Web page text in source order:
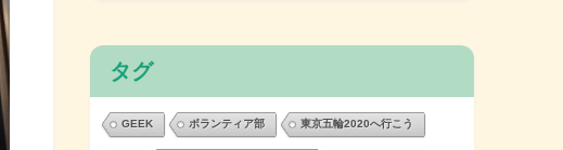
タグ
GEEK ボランティア部 東京五輪2020へ行こう